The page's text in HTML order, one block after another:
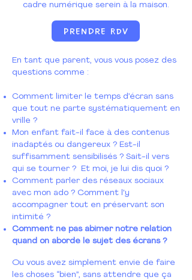
cadre numérique serein à la maison.
Prendre RDV
En tant que parent, vous vous posez des
questions comme :
Comment limiter le temps d’écran sans
que tout ne parte systématiquement en
vrille ?
Mon enfant fait-il face à des contenus
inadaptés ou dangereux ? Est-il
suffisamment sensibilisés ? Sait-il vers
qui se tourner ? Et moi, je lui dis quoi ?
Comment parler des réseaux sociaux
avec mon ado ? Comment l'y
accompagner tout en préservant son
intimité ?
Comment ne pas abimer notre relation
quand on aborde le sujet des écrans ?
Ou vous avez simplement envie de faire
les choses “bien”, sans attendre que ça